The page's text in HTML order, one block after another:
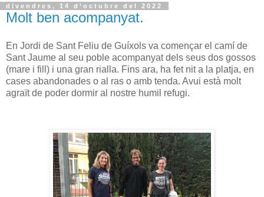
divendres, 14 d’octubre del 2022
Molt ben acompanyat.
En Jordi de Sant Feliu de Guíxols va començar el camí de
Sant Jaume al seu poble acompanyat dels seus dos gossos
(mare i fill) i una gran rialla. Fins ara, ha fet nit a la platja, en
cases abandonades o al ras o amb tenda. Avui està molt
agraït de poder dormir al nostre humil refugi.